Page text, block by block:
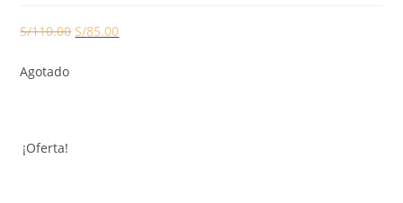
S/110.00 S/85.00
Agotado
¡Oferta!